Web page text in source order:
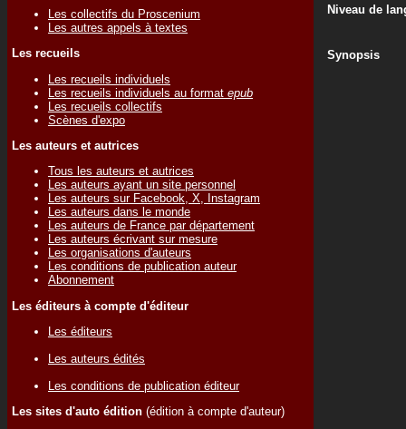
Les collectifs du Proscenium
Les autres appels à textes
Les recueils
Les recueils individuels
Les recueils individuels au format epub
Les recueils collectifs
Scènes d'expo
Les auteurs et autrices
Tous les auteurs et autrices
Les auteurs ayant un site personnel
Les auteurs sur Facebook, X, Instagram
Les auteurs dans le monde
Les auteurs de France par département
Les auteurs écrivant sur mesure
Les organisations d'auteurs
Les conditions de publication auteur
Abonnement
Les éditeurs à compte d'éditeur
Les éditeurs
Les auteurs édités
Les conditions de publication éditeur
Les sites d'auto édition (édition à compte d'auteur)
Niveau de
Synopsis